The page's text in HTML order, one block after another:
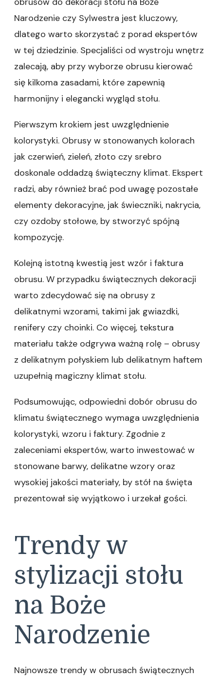
Narodzenie czy Sylwestra jest kluczowy,
dlatego warto skorzystać z porad ekspertów
w tej dziedzinie. Specjaliści od wystroju wnętrz
zalecają, aby przy wyborze obrusu kierować
się kilkoma zasadami, które zapewnią
harmonijny i elegancki wygląd stołu.
Pierwszym krokiem jest uwzględnienie
kolorystyki. Obrusy w stonowanych kolorach
jak czerwień, zieleń, złoto czy srebro
doskonale oddadzą świąteczny klimat. Ekspert
radzi, aby również brać pod uwagę pozostałe
elementy dekoracyjne, jak świeczniki, nakrycia,
czy ozdoby stołowe, by stworzyć spójną
kompozycję.
Kolejną istotną kwestią jest wzór i faktura
obrusu. W przypadku świątecznych dekoracji
warto zdecydować się na obrusy z
delikatnymi wzorami, takimi jak gwiazdki,
renifery czy choinki. Co więcej, tekstura
materiału także odgrywa ważną rolę – obrusy
z delikatnym połyskiem lub delikatnym haftem
uzupełnią magiczny klimat stołu.
Podsumowując, odpowiedni dobór obrusu do
klimatu świątecznego wymaga uwzględnienia
kolorystyki, wzoru i faktury. Zgodnie z
zaleceniami ekspertów, warto inwestować w
stonowane barwy, delikatne wzory oraz
wysokiej jakości materiały, by stół na święta
prezentował się wyjątkowo i urzekał gości.
Trendy w
stylizacji stołu
na Boże
Narodzenie
Najnowsze trendy w obrusach świątecznych